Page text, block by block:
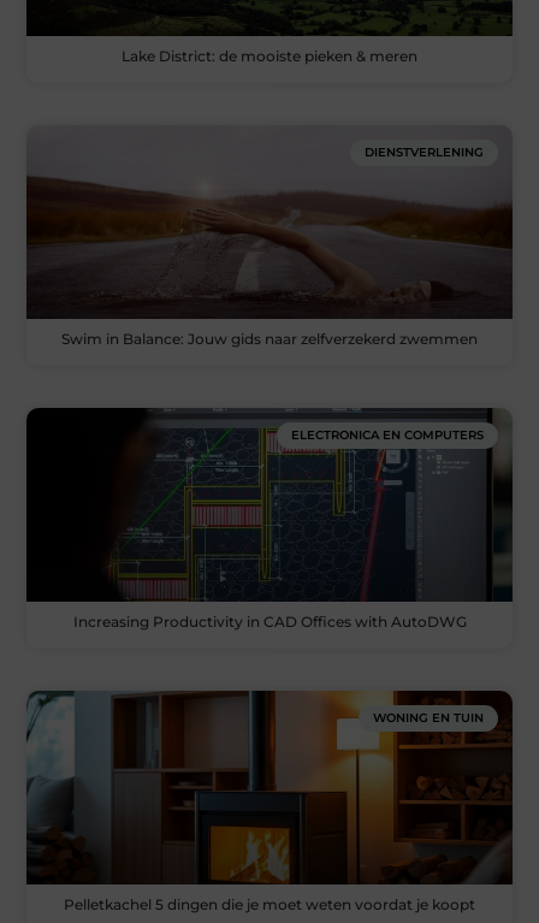
Lake District: de mooiste pieken & meren
DIENSTVERLENING
Swim in Balance: Jouw gids naar zelfverzekerd zwemmen
ELECTRONICA EN COMPUTERS
Increasing Productivity in CAD Offices with AutoDWG
WONING EN TUIN
Pelletkachel 5 dingen die je moet weten voordat je koopt